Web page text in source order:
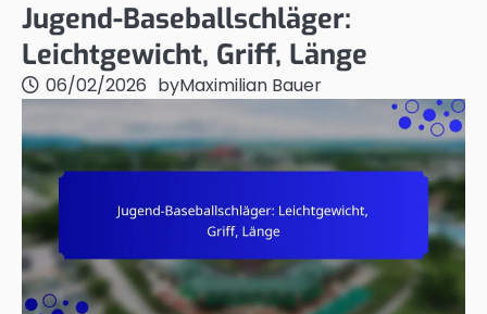
Jugend-Baseballschläger:
Leichtgewicht, Griff, Länge
06/02/2026 byMaximilian Bauer